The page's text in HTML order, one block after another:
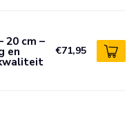
20 cm –
en €71,95